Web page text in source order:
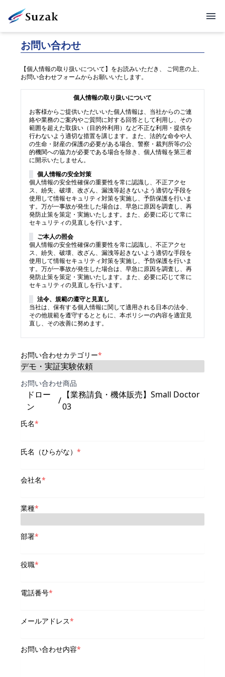
お問い合わせ
【個人情報の取り扱いについて】をお読みいただき、 ご同意の上、
お問い合わせフォームからお願いいたします。
個人情報の取り扱いについて
お客様からご提供いただいいた個人情報は、当社からのご連
絡や業務のご案内やご質問に対する回答として利用し、その
範囲を超えた取扱い（目的外利用）など不正な利用・提供を
行わないよう適切な措置を講じます。また、法的な命令や人
の生命・財産の保護の必要がある場合、警察・裁判所等の公
的機関への協力が必要である場合を除き、個人情報を第三者
に開示いたしません。
個人情報の安全対策
個人情報の安全性確保の重要性を常に認識し、不正アクセ
ス、紛失、破壊、改ざん、漏洩等起きないよう適切な手段を
使用して情報セキュリティ対策を実施し、予防保護を行いま
す。万が一事故が発生した場合は、早急に原因を調査し、再
発防止策を策定・実施いたします。また、必要に応じて常に
セキュリティの見直しを行います。
ご本人の照会
個人情報の安全性確保の重要性を常に認識し、不正アクセ
ス、紛失、破壊、改ざん、漏洩等起きないよう適切な手段を
使用して情報セキュリティ対策を実施し、予防保護を行いま
す。万が一事故が発生した場合は、早急に原因を調査し、再
発防止策を策定・実施いたします。また、必要に応じて常に
セキュリティの見直しを行います。
法令、規範の遵守と見直し
当社は、保有する個人情報に関して適用される日本の法令、
その他規範を遵守するとともに、本ポリシーの内容を適宜見
直し、その改善に努めます。
お問い合わせカテゴリー*
お問い合わせ商品
ドロー
ン
/
【業務請負・機体販売】Small Doctor
03
氏名*
氏名（ひらがな） *
会社名*
業種*
部署*
役職*
電話番号*
メールアドレス*
お問い合わせ内容*